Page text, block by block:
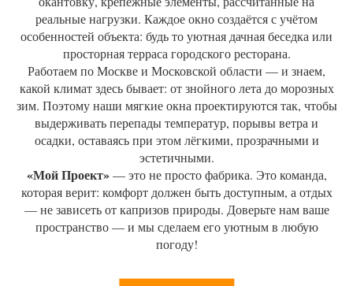
реальные нагрузки. Каждое окно создаётся с учётом
особенностей объекта: будь то уютная дачная беседка или
просторная терраса городского ресторана.
Работаем по Москве и Московской области — и знаем,
какой климат здесь бывает: от знойного лета до морозных
зим. Поэтому наши мягкие окна проектируются так, чтобы
выдерживать перепады температур, порывы ветра и
осадки, оставаясь при этом лёгкими, прозрачными и
эстетичными.
«Мой Проект»— это не просто фабрика. Это команда,
которая верит: комфорт должен быть доступным, а отдых
— не зависеть от капризов природы. Доверьте нам ваше
пространство — и мы сделаем его уютным в любую
погоду!